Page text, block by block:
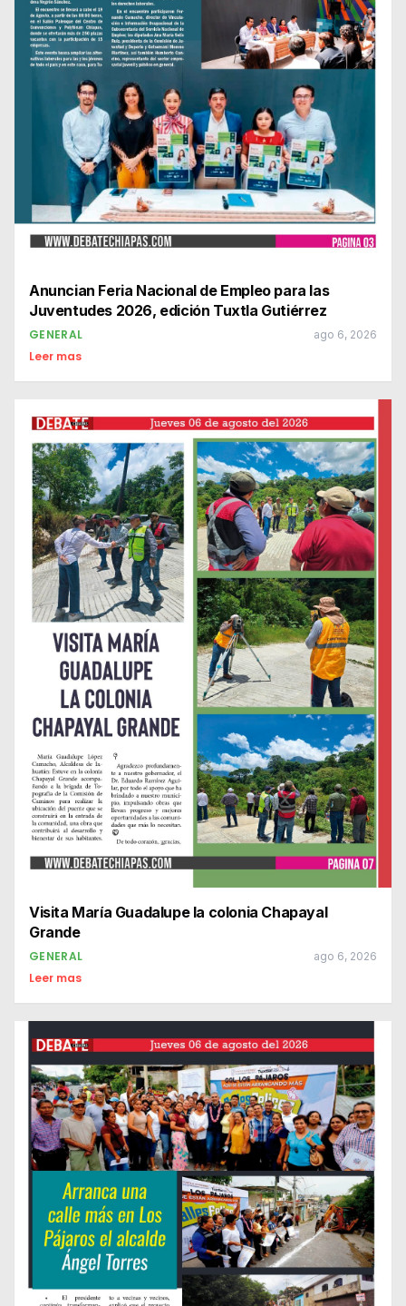
Anuncian Feria Nacional de Empleo para las
Juventudes 2026, edición Tuxtla Gutiérrez
GENERAL ago 6, 2026
Leer mas
Visita María Guadalupe la colonia Chapayal
Grande
GENERAL ago 6, 2026
Leer mas